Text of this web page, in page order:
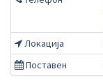
Локација
Поставен